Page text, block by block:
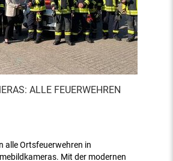
ALLE FEUERWEHREN
alle Ortsfeuerwehren in
Mit der modernen